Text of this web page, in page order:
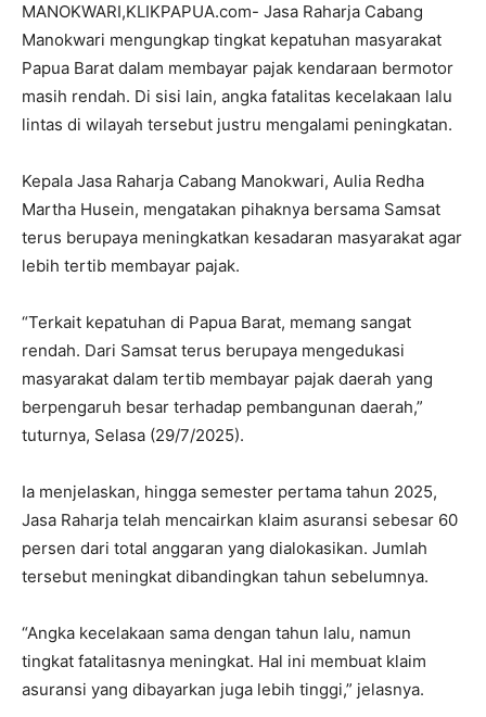
MANOKWARI,KLIKPAPUA.com- Jasa Raharja Cabang
Manokwari mengungkap tingkat kepatuhan masyarakat
Papua Barat dalam membayar pajak kendaraan bermotor
masih rendah. Di sisi lain, angka fatalitas kecelakaan lalu
lintas di wilayah tersebut justru mengalami peningkatan.
Kepala Jasa Raharja Cabang Manokwari, Aulia Redha
Martha Husein, mengatakan pihaknya bersama Samsat
terus berupaya meningkatkan kesadaran masyarakat agar
lebih tertib membayar pajak.
“Terkait kepatuhan di Papua Barat, memang sangat
rendah. Dari Samsat terus berupaya mengedukasi
masyarakat dalam tertib membayar pajak daerah yang
berpengaruh besar terhadap pembangunan daerah,”
tuturnya, Selasa (29/7/2025).
Ia menjelaskan, hingga semester pertama tahun 2025,
Jasa Raharja telah mencairkan klaim asuransi sebesar 60
persen dari total anggaran yang dialokasikan. Jumlah
tersebut meningkat dibandingkan tahun sebelumnya.
“Angka kecelakaan sama dengan tahun lalu, namun
tingkat fatalitasnya meningkat. Hal ini membuat klaim
asuransi yang dibayarkan juga lebih tinggi,” jelasnya.